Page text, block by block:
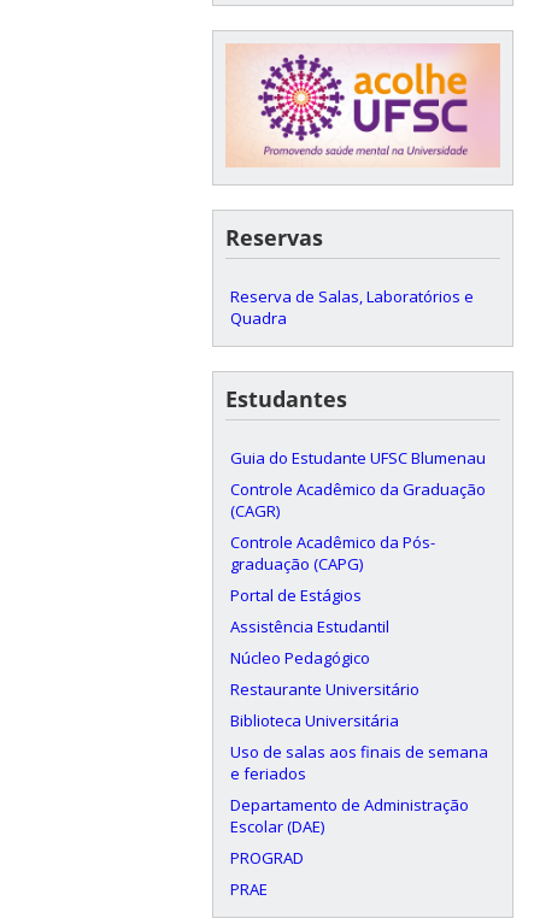
Reservas
Reserva de Salas, Laboratórios e
Quadra
Estudantes
Guia do Estudante UFSC Blumenau
Controle Acadêmico da Graduação
(CAGR)
Controle Acadêmico da Pós-
graduação (CAPG)
Portal de Estágios
Assistência Estudantil
Núcleo Pedagógico
Restaurante Universitário
Biblioteca Universitária
Uso de salas aos finais de semana
e feriados
Departamento de Administração
Escolar (DAE)
PROGRAD
PRAE